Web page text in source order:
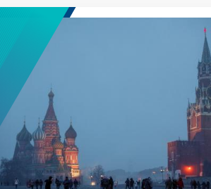
werden. Auf was genau
dieser Technologie einstellen und
in diesen
werden?